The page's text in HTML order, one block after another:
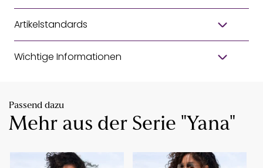
Artikelstandards
Wichtige Informationen
Passend dazu
Mehr aus der Serie "Yana"